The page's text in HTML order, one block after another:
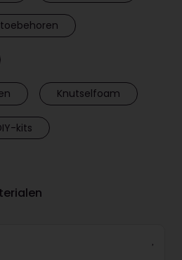
Knutselfoam
kits